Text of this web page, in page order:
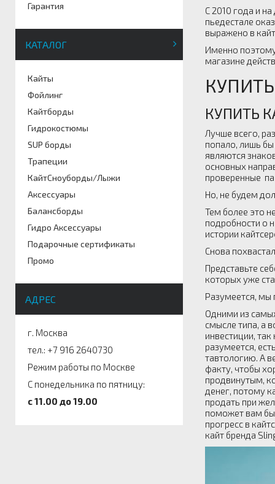
Гарантия
КАТАЛОГ
Кайты
Фойлинг
Кайтборды
Гидрокостюмы
SUP борды
Трапеции
КайтСноуборды/Лыжи
Аксессуары
Балансборды
Гидро Аксессуары
Подарочные сертификаты
Промо
АДРЕС
г. Москва
тел.: +7 916 2640730
Режим работы по Москве
С понедельника по пятницу:
c 11.00 до 19.00
С 2010 года и
пьедестале
выражено в
Именно
магазине
КУПИТЬ
Лучше всего,
попало, лишь
являются
основных
проверенные
Но, не будем
Тем более это
подробности о
истории
Снова
Представьте
которых уже
Разумеется, мы
Одними из
смысле типа, а
инвестиции,
разумеется,
тавтологию. А
факту, чтобы
продвинутым,
денег, потому
продать при
поможет вам
прогресс в
кайт бренда